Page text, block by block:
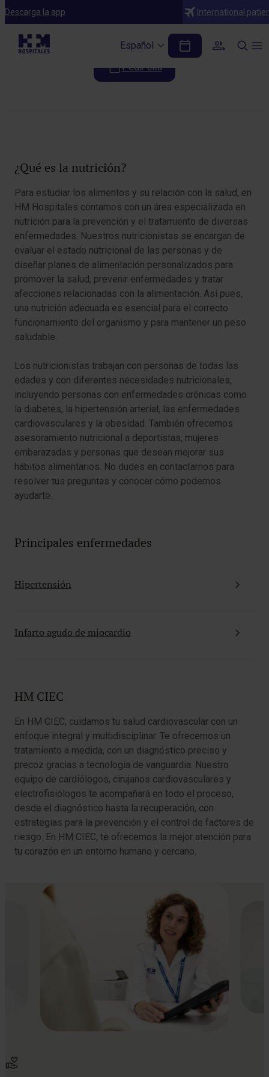
Descarga la app International
Español
Especialidades
Nutrición
Pedir cita
¿Qué es la nutrición?
Para estudiar los alimentos y su relación con la salud, en
HM Hospitales contamos con un área especializada en
nutrición para la prevención y el tratamiento de diversas
enfermedades. Nuestros nutricionistas se encargan de
evaluar el estado nutricional de las personas y de
diseñar planes de alimentación personalizados para
promover la salud, prevenir enfermedades y tratar
afecciones relacionadas con la alimentación. Así pues,
una nutrición adecuada es esencial para el correcto
funcionamiento del organismo y para mantener un peso
saludable.
Los nutricionistas trabajan con personas de todas las
edades y con diferentes necesidades nutricionales,
incluyendo personas con enfermedades crónicas como
la diabetes, la hipertensión arterial, las enfermedades
cardiovasculares y la obesidad. También ofrecemos
asesoramiento nutricional a deportistas, mujeres
embarazadas y personas que desean mejorar sus
hábitos alimentarios. No dudes en contactarnos para
resolver tus preguntas y conocer cómo podemos
ayudarte.
Principales enfermedades
Hipertensión
Infarto agudo de miocardio
HM CIEC
En HM CIEC, cuidamos tu salud cardiovascular con un
enfoque integral y multidisciplinar. Te ofrecemos un
tratamiento a medida, con un diagnóstico preciso y
precoz gracias a tecnología de vanguardia. Nuestro
equipo de cardiólogos, cirujanos cardiovasculares y
electrofisiólogos te acompañará en todo el proceso,
desde el diagnóstico hasta la recuperación, con
estrategias para la prevención y el control de factores de
riesgo. En HM CIEC, te ofrecemos la mejor atención para
tu corazón en un entorno humano y cercano.